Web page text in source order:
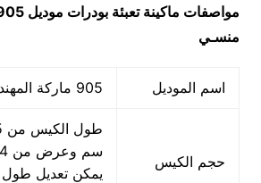
مواصفات ماكينة تعبئة بودرات
منسـي
اسم الموديل 905 ماركة المهندس منـسي
حجم الكيس
يمكن تعديل